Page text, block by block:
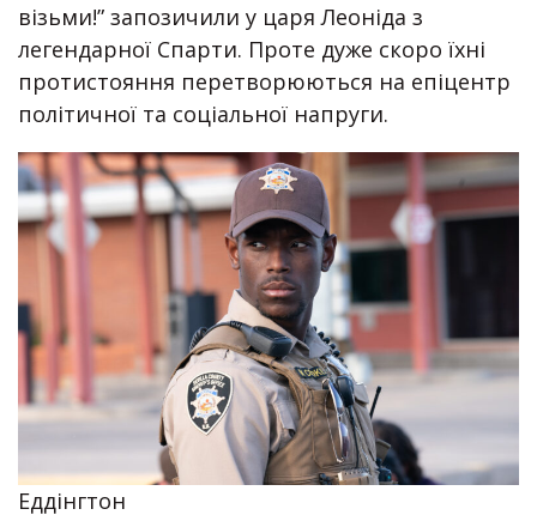
візьми!” запозичили у царя Леоніда з
легендарної Спарти. Проте дуже скоро їхні
протистояння перетворюються на епіцентр
політичної та соціальної напруги.
Еддінгтон